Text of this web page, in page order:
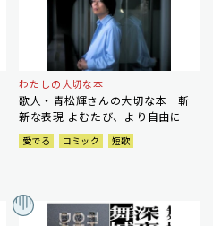
わたしの大切な本
歌人・青松輝さんの大切な本 斬
新な表現 よむたび、より自由に
愛でる コミック 短歌